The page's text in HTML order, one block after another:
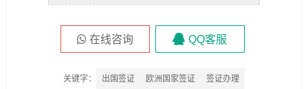
在线咨询 QQ客服
关键字： 出国签证 欧洲国家签证 签证办理